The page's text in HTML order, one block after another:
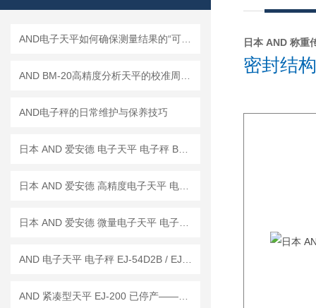
AND电子秤的日常维护与保养技巧
日本 AND 称重
密封结